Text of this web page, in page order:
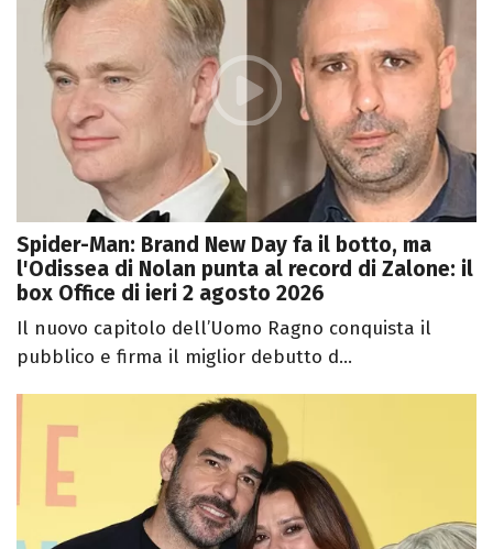
Spider-Man: Brand New Day fa il botto, ma
l'Odissea di Nolan punta al record di Zalone: il
box Office di ieri 2 agosto 2026
Il nuovo capitolo dell’Uomo Ragno conquista il
pubblico e firma il miglior debutto d...